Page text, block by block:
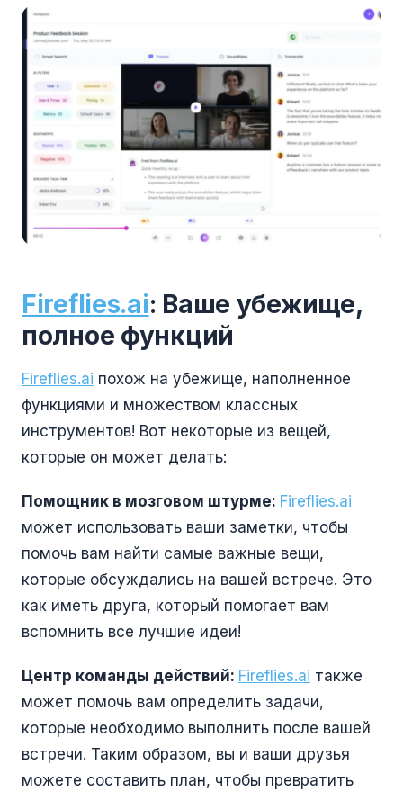
Fireflies.ai: Ваше убежище,
полное функций
Fireflies.ai похож на убежище, наполненное
функциями и множеством классных
инструментов! Вот некоторые из вещей,
которые он может делать:
Помощник в мозговом штурме: Fireflies.ai
может использовать ваши заметки, чтобы
помочь вам найти самые важные вещи,
которые обсуждались на вашей встрече. Это
как иметь друга, который помогает вам
вспомнить все лучшие идеи!
Центр команды действий: Fireflies.ai также
может помочь вам определить задачи,
которые необходимо выполнить после вашей
встречи. Таким образом, вы и ваши друзья
можете составить план, чтобы превратить